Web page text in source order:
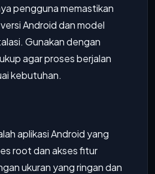
pengguna memastikan
Android dan model
Gunakan dengan
agar proses berjalan
kebutuhan.
aplikasi Android yang
root dan akses fitur
ukuran yang ringan dan